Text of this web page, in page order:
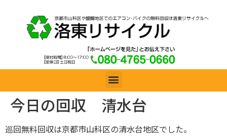
今日の回収 清水台
巡回無料回収は京都市山科区の清水台地区でした。